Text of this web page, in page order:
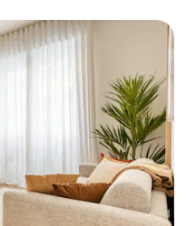
gości